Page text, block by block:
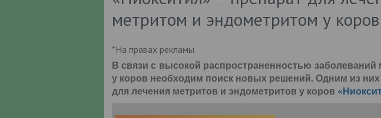
метритом и эндометритом у коров
*На правах рекламы
В связи с высокой распространенностью
у коров необходим поиск новых решений. Одним из
для лечения метритов и эндометритов у коров